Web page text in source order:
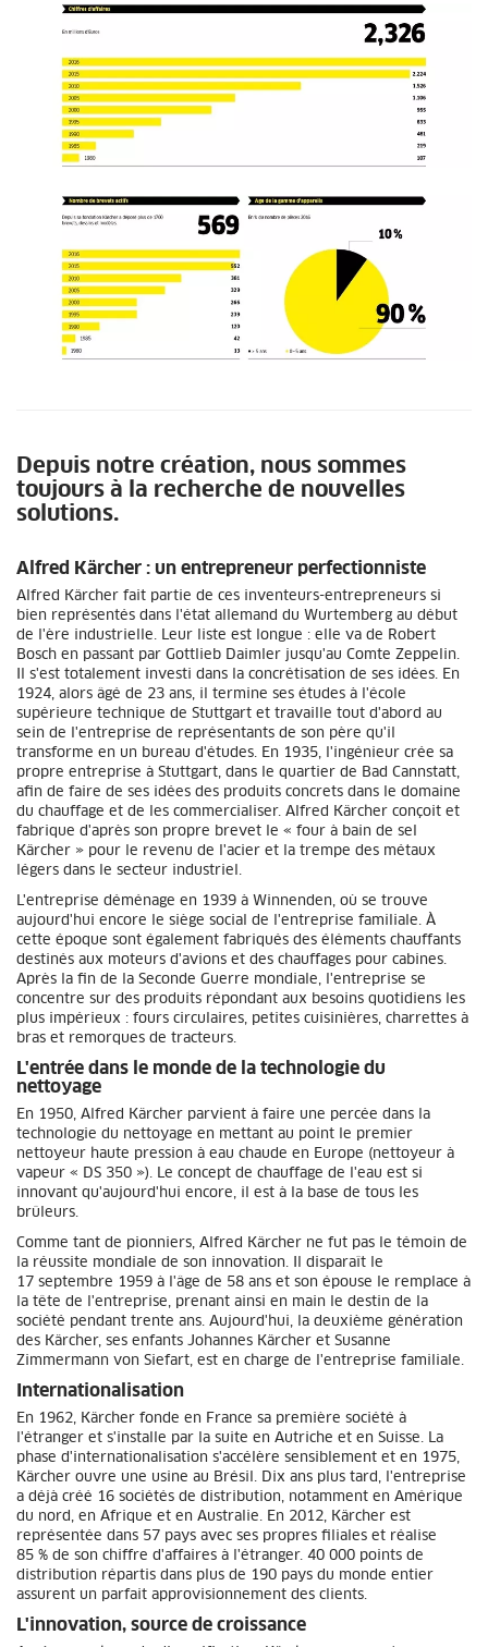
Depuis notre création, nous sommes
toujours à la recherche de nouvelles
solutions.
Alfred Kärcher : un entrepreneur perfectionniste
Alfred Kärcher fait partie de ces inventeurs-entrepreneurs si
bien représentés dans l'état allemand du Wurtemberg au début
de l'ère industrielle. Leur liste est longue : elle va de Robert
Bosch en passant par Gottlieb Daimler jusqu'au Comte Zeppelin.
Il s'est totalement investi dans la concrétisation de ses idées. En
1924, alors âgé de 23 ans, il termine ses études à l'école
supérieure technique de Stuttgart et travaille tout d'abord au
sein de l'entreprise de représentants de son père qu'il
transforme en un bureau d'études. En 1935, l'ingénieur crée sa
propre entreprise à Stuttgart, dans le quartier de Bad Cannstatt,
afin de faire de ses idées des produits concrets dans le domaine
du chauffage et de les commercialiser. Alfred Kärcher conçoit et
fabrique d'après son propre brevet le « four à bain de sel
Kärcher » pour le revenu de l'acier et la trempe des métaux
légers dans le secteur industriel.
L'entreprise déménage en 1939 à Winnenden, où se trouve
aujourd'hui encore le siège social de l'entreprise familiale. À
cette époque sont également fabriqués des éléments chauffants
destinés aux moteurs d'avions et des chauffages pour cabines.
Après la fin de la Seconde Guerre mondiale, l'entreprise se
concentre sur des produits répondant aux besoins quotidiens les
plus impérieux : fours circulaires, petites cuisinières, charrettes à
bras et remorques de tracteurs.
L'entrée dans le monde de la technologie du
nettoyage
En 1950, Alfred Kärcher parvient à faire une percée dans la
technologie du nettoyage en mettant au point le premier
nettoyeur haute pression à eau chaude en Europe (nettoyeur à
vapeur « DS 350 »). Le concept de chauffage de l'eau est si
innovant qu'aujourd'hui encore, il est à la base de tous les
brûleurs.
Comme tant de pionniers, Alfred Kärcher ne fut pas le témoin de
la réussite mondiale de son innovation. Il disparaît le
17 septembre 1959 à l'âge de 58 ans et son épouse le remplace à
la tête de l'entreprise, prenant ainsi en main le destin de la
société pendant trente ans. Aujourd'hui, la deuxième génération
des Kärcher, ses enfants Johannes Kärcher et Susanne
Zimmermann von Siefart, est en charge de l'entreprise familiale.
Internationalisation
En 1962, Kärcher fonde en France sa première société à
l'étranger et s'installe par la suite en Autriche et en Suisse. La
phase d'internationalisation s'accélère sensiblement et en 1975,
Kärcher ouvre une usine au Brésil. Dix ans plus tard, l'entreprise
a déjà créé 16 sociétés de distribution, notamment en Amérique
du nord, en Afrique et en Australie. En 2012, Kärcher est
représentée dans 57 pays avec ses propres filiales et réalise
85 % de son chiffre d'affaires à l'étranger. 40 000 points de
distribution répartis dans plus de 190 pays du monde entier
assurent un parfait approvisionnement des clients.
L'innovation, source de croissance